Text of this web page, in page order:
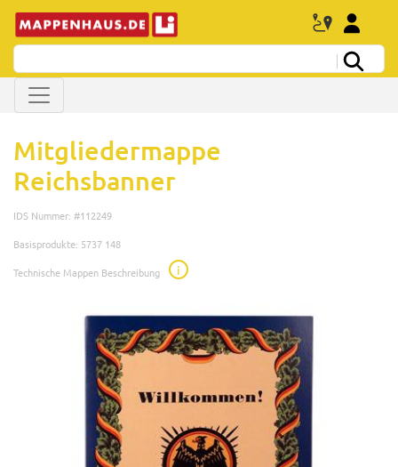
Mitgliedermappe
Reichsbanner
IDS Nummer: #112249
Basisprodukte: 5737 148
Technische Mappen Beschreibung
i